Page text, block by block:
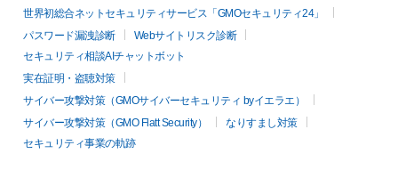
世界初総合ネットセキュリティサービス「GMOセキュリティ24」
パスワード漏洩診断
Webサイトリスク診断
セキュリティ相談AIチャットボット
実在証明・盗聴対策
サイバー攻撃対策（GMOサイバーセキュリティ byイエラエ）
サイバー攻撃対策（GMO Flatt Security）
なりすまし対策
セキュリティ事業の軌跡